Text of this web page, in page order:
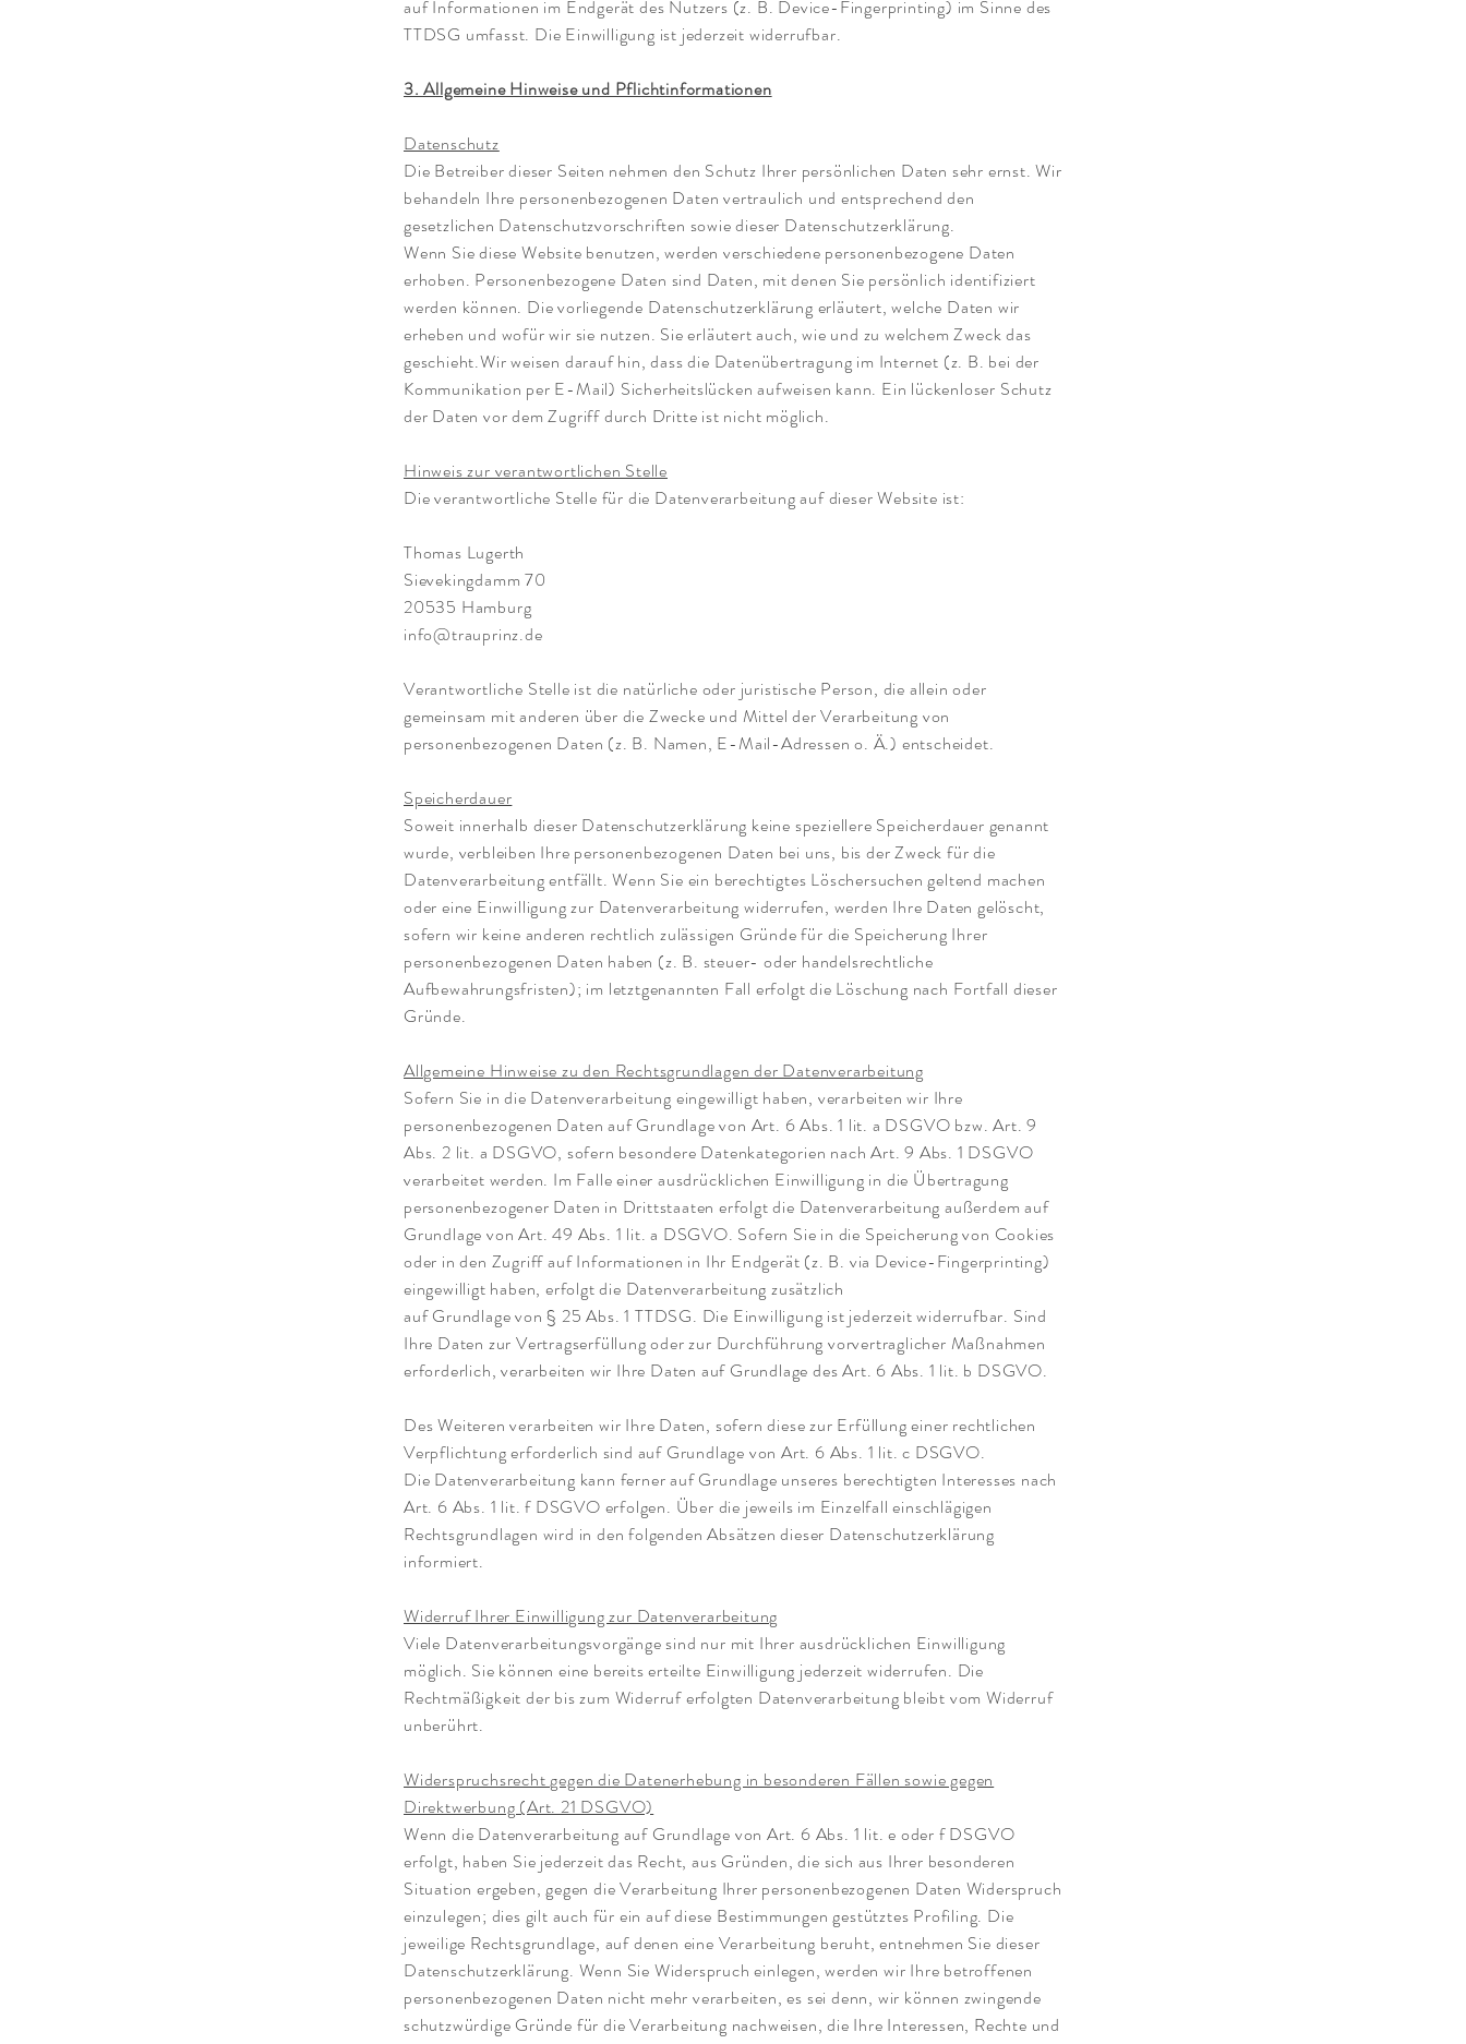
auf Informationen im Endgerät des Nutzers (z. B. Device-Fingerprinting) im Sinne des
TTDSG umfasst. Die Einwilligung ist jederzeit widerrufbar.
3. Allgemeine Hinweise und Pflichtinformationen
Datenschutz
Die Betreiber dieser Seiten nehmen den Schutz Ihrer persönlichen Daten sehr ernst. Wir
behandeln Ihre personenbezogenen Daten vertraulich und entsprechend den
gesetzlichen Datenschutzvorschriften sowie dieser Datenschutzerklärung.
Wenn Sie diese Website benutzen, werden verschiedene personenbezogene Daten
erhoben. Personenbezogene Daten sind Daten, mit denen Sie persönlich identifiziert
werden können. Die vorliegende Datenschutzerklärung erläutert, welche Daten wir
erheben und wofür wir sie nutzen. Sie erläutert auch, wie und zu welchem Zweck das
geschieht.Wir weisen darauf hin, dass die Datenübertragung im Internet (z. B. bei der
Kommunikation per E-Mail) Sicherheitslücken aufweisen kann. Ein lückenloser Schutz
der Daten vor dem Zugriff durch Dritte ist nicht möglich.
Hinweis zur verantwortlichen Stelle
Die verantwortliche Stelle für die Datenverarbeitung auf dieser Website ist:
Thomas Lugerth
Sievekingdamm 70
20535 Hamburg
info@trauprinz.de
Verantwortliche Stelle ist die natürliche oder juristische Person, die allein oder
gemeinsam mit anderen über die Zwecke und Mittel der Verarbeitung von
personenbezogenen Daten (z. B. Namen, E-Mail-Adressen o. Ä.) entscheidet.
Speicherdauer
Soweit innerhalb dieser Datenschutzerklärung keine speziellere Speicherdauer genannt
wurde, verbleiben Ihre personenbezogenen Daten bei uns, bis der Zweck für die
Datenverarbeitung entfällt. Wenn Sie ein berechtigtes Löschersuchen geltend machen
oder eine Einwilligung zur Datenverarbeitung widerrufen, werden Ihre Daten gelöscht,
sofern wir keine anderen rechtlich zulässigen Gründe für die Speicherung Ihrer
personenbezogenen Daten haben (z. B. steuer- oder handelsrechtliche
Aufbewahrungsfristen); im letztgenannten Fall erfolgt die Löschung nach Fortfall dieser
Gründe.
Allgemeine Hinweise zu den Rechtsgrundlagen der Datenverarbeitung
Sofern Sie in die Datenverarbeitung eingewilligt haben, verarbeiten wir Ihre
personenbezogenen Daten auf Grundlage von Art. 6 Abs. 1 lit. a DSGVO bzw. Art. 9
Abs. 2 lit. a DSGVO, sofern besondere Datenkategorien nach Art. 9 Abs. 1 DSGVO
verarbeitet werden. Im Falle einer ausdrücklichen Einwilligung in die Übertragung
personenbezogener Daten in Drittstaaten erfolgt die Datenverarbeitung außerdem auf
Grundlage von Art. 49 Abs. 1 lit. a DSGVO. Sofern Sie in die Speicherung von Cookies
oder in den Zugriff auf Informationen in Ihr Endgerät (z. B. via Device-Fingerprinting)
eingewilligt haben, erfolgt die Datenverarbeitung zusätzlich
auf Grundlage von § 25 Abs. 1 TTDSG. Die Einwilligung ist jederzeit widerrufbar. Sind
Ihre Daten zur Vertragserfüllung oder zur Durchführung vorvertraglicher Maßnahmen
erforderlich, verarbeiten wir Ihre Daten auf Grundlage des Art. 6 Abs. 1 lit. b DSGVO.
Des Weiteren verarbeiten wir Ihre Daten, sofern diese zur Erfüllung einer rechtlichen
Verpflichtung erforderlich sind auf Grundlage von Art. 6 Abs. 1 lit. c DSGVO.
Die Datenverarbeitung kann ferner auf Grundlage unseres berechtigten Interesses nach
Art. 6 Abs. 1 lit. f DSGVO erfolgen. Über die jeweils im Einzelfall einschlägigen
Rechtsgrundlagen wird in den folgenden Absätzen dieser Datenschutzerklärung
informiert.
Widerruf Ihrer Einwilligung zur Datenverarbeitung
Viele Datenverarbeitungsvorgänge sind nur mit Ihrer ausdrücklichen Einwilligung
möglich. Sie können eine bereits erteilte Einwilligung jederzeit widerrufen. Die
Rechtmäßigkeit der bis zum Widerruf erfolgten Datenverarbeitung bleibt vom Widerruf
unberührt.
Widerspruchsrecht gegen die Datenerhebung in besonderen Fällen sowie gegen
Direktwerbung (Art. 21 DSGVO)
Wenn die Datenverarbeitung auf Grundlage von Art. 6 Abs. 1 lit. e oder f DSGVO
erfolgt, haben Sie jederzeit das Recht, aus Gründen, die sich aus Ihrer besonderen
Situation ergeben, gegen die Verarbeitung Ihrer personenbezogenen Daten Widerspruch
einzulegen; dies gilt auch für ein auf diese Bestimmungen gestütztes Profiling. Die
jeweilige Rechtsgrundlage, auf denen eine Verarbeitung beruht, entnehmen Sie dieser
Datenschutzerklärung. Wenn Sie Widerspruch einlegen, werden wir Ihre betroffenen
personenbezogenen Daten nicht mehr verarbeiten, es sei denn, wir können zwingende
schutzwürdige Gründe für die Verarbeitung nachweisen, die Ihre Interessen, Rechte und